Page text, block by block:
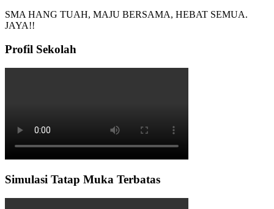
SMA HANG TUAH, MAJU BERSAMA, HEBAT SEMUA.
JAYA!!
Profil Sekolah
Simulasi Tatap Muka Terbatas